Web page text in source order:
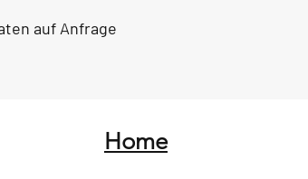
auf Anfrage
Home